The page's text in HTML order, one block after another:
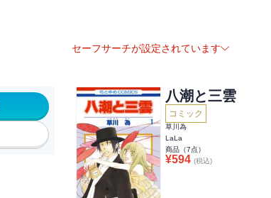
セーフサーチが設定されています
八潮と三雲
コミック
草川為
LaLa
商品（7点）
¥594 (税込)